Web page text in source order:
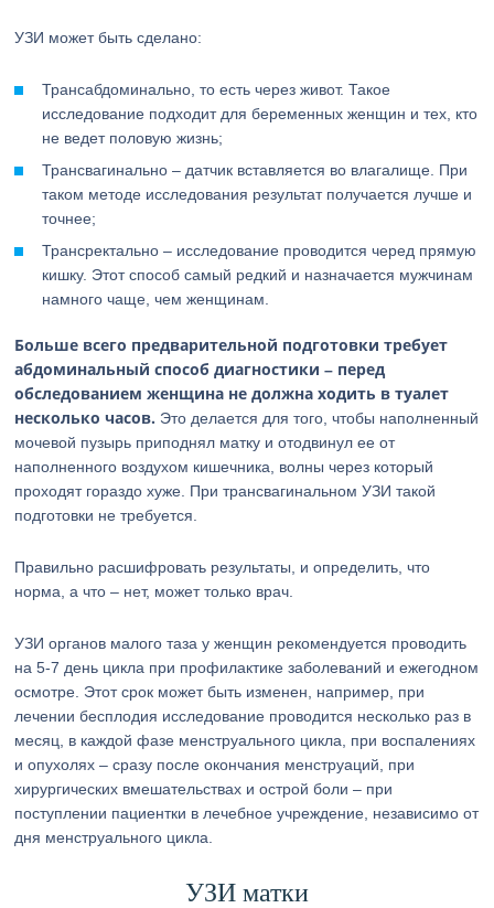
УЗИ может быть сделано:
Трансабдоминально, то есть через живот. Такое
исследование подходит для беременных женщин и тех, кто
не ведет половую жизнь;
Трансвагинально – датчик вставляется во влагалище. При
таком методе исследования результат получается лучше и
точнее;
Трансректально – исследование проводится черед прямую
кишку. Этот способ самый редкий и назначается мужчинам
намного чаще, чем женщинам.
Больше всего предварительной подготовки требует
абдоминальный способ диагностики – перед
обследованием женщина не должна ходить в туалет
несколько часов. Это делается для того, чтобы наполненный
мочевой пузырь приподнял матку и отодвинул ее от
наполненного воздухом кишечника, волны через который
проходят гораздо хуже. При трансвагинальном УЗИ такой
подготовки не требуется.
Правильно расшифровать результаты, и определить, что
норма, а что – нет, может только врач.
УЗИ органов малого таза у женщин рекомендуется проводить
на 5-7 день цикла при профилактике заболеваний и ежегодном
осмотре. Этот срок может быть изменен, например, при
лечении бесплодия исследование проводится несколько раз в
месяц, в каждой фазе менструального цикла, при воспалениях
и опухолях – сразу после окончания менструаций, при
хирургических вмешательствах и острой боли – при
поступлении пациентки в лечебное учреждение, независимо от
дня менструального цикла.
УЗИ матки